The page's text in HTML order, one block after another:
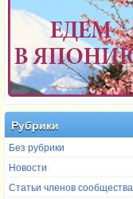
Рубрики
Без рубрики
Новости
Статьи членов сообщества